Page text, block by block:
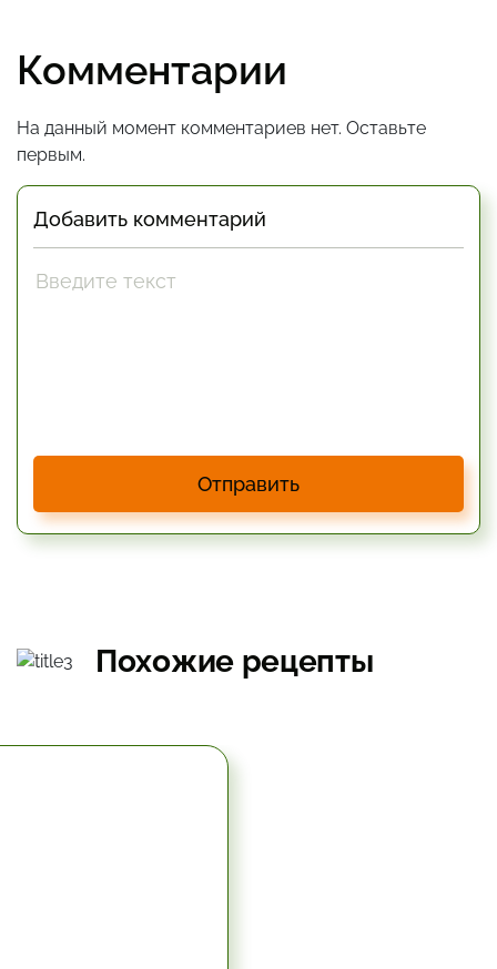
Комментарии
На данный момент комментариев нет. Оставьте
первым.
Добавить комментарий
Отправить
Похожие рецепты